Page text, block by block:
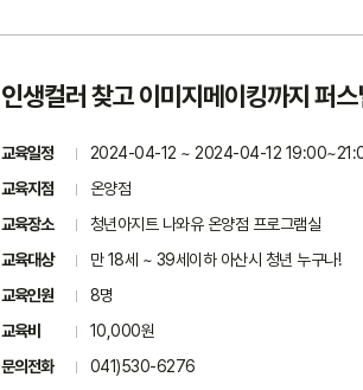
인생컬러 찾고 이미지메이킹까지 퍼
교육일정
2024-04-12 ~ 2024-04-12
교육지점
온양점
교육장소
청년아지트 나와유 온양점 프로그램실
교육대상
만 18세 ~ 39세이하 아산시 청년 누구나!
교육인원
8명
교육비
10,000원
문의전화
041)530-6276